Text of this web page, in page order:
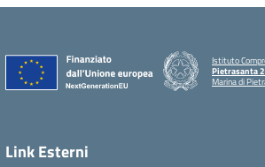
Istituto
Pietrasanta 2
Marina di
Link Esterni